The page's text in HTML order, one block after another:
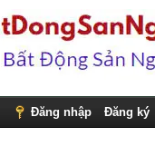
Đăng nhập Đăng ký